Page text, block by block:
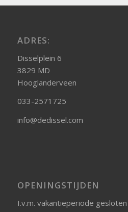
ADRES:
Disselplein 6
3829 MD
Hooglanderveen
033-2571725
info@dedissel.com
OPENINGSTIJDEN
I.v.m. vakantieperiode